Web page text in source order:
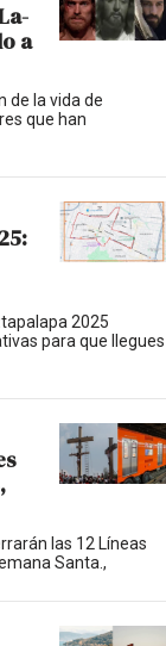
a
de la vida de
que han
2025
para que llegues
las 12 Líneas
Santa.,